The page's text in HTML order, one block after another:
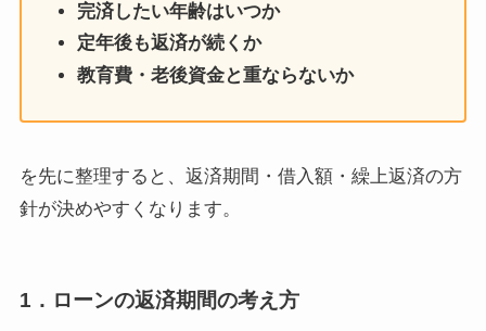
完済したい年齢はいつか
定年後も返済が続くか
教育費・老後資金と重ならないか
を先に整理すると、返済期間・借入額・繰上返済の方
針が決めやすくなります。
1．ローンの返済期間の考え方